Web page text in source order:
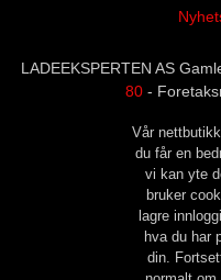
LADEEKSPERTEN AS
80-
Vår
du får en
vi kan yte
bruker
lagre
hva du har
din.